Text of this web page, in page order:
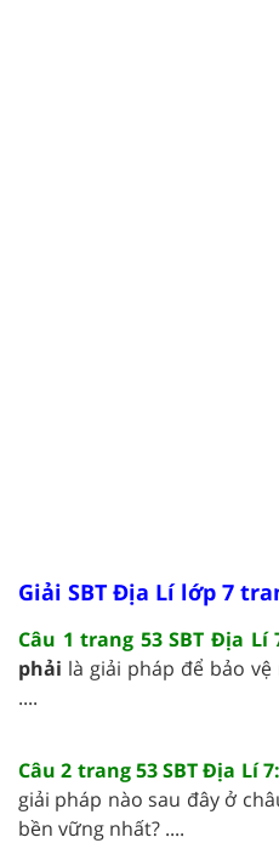
Giải SBT Địa Lí lớp 7
Câu 1 trang 53 SBT Địa Lí
phải là giải pháp để bảo
....
Câu 2 trang 53 SBT Địa Lí 7:
giải pháp nào sau đây ở
bền vững nhất? ....